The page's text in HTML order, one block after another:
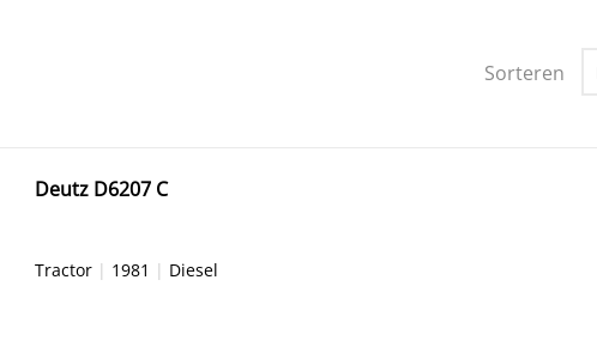
Sorteren
Deutz D6207 C
Tractor | 1981 | Diesel